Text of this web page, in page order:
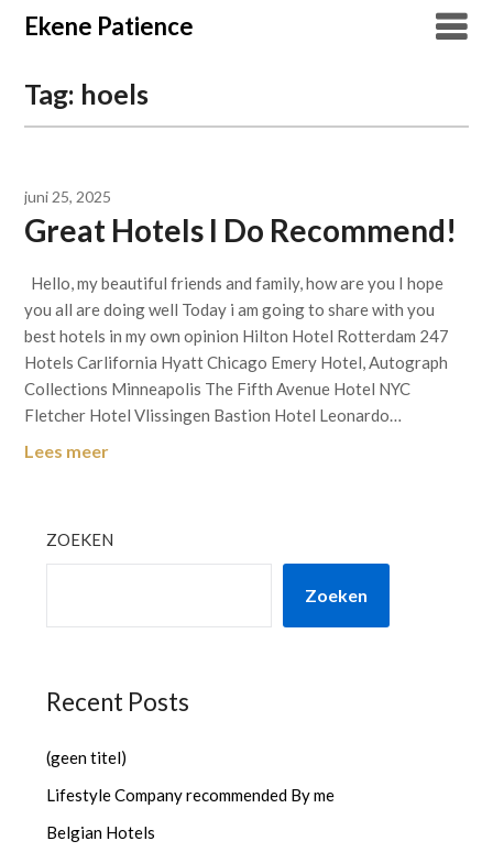
Overslaan
naar
Ekene Patience
Tag: hoels
juni 25, 2025
Great Hotels I Do Recommend!
Hello, my beautiful friends and family, how are you I hope
you all are doing well Today i am going to share with you
best hotels in my own opinion Hilton Hotel Rotterdam 247
Hotels Carlifornia Hyatt Chicago Emery Hotel, Autograph
Collections Minneapolis The Fifth Avenue Hotel NYC
Fletcher Hotel Vlissingen Bastion Hotel Leonardo…
Lees meer
ZOEKEN
Zoeken
Recent Posts
(geen titel)
Lifestyle Company recommended By me
Belgian Hotels